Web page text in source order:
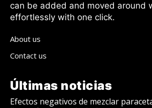
can be added and moved around
effortlessly with one click.
About us
Contact us
Últimas noticias
Efectos negativos de mezclar